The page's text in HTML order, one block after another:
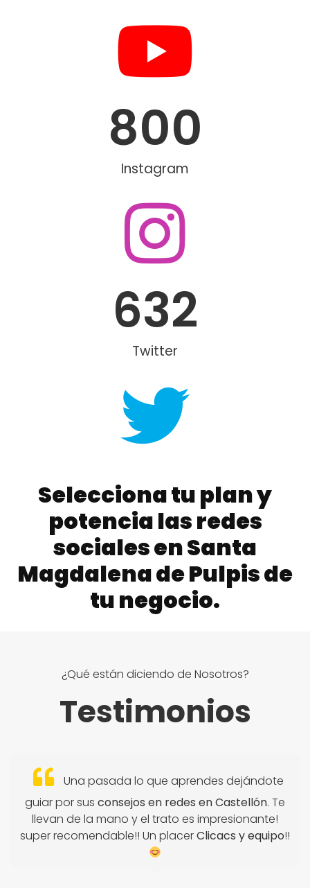
Instagram
800
Twitter
632
Selecciona tu plan y
potencia las redes
sociales en Santa
Magdalena de Pulpis de
tu negocio.
¿Qué están diciendo de Nosotros?
Testimonios
Una pasada lo que aprendes dejándote
guiar por sus consejos en redes en Castellón. Te
llevan de la mano y el trato es impresionante!
super recomendable!! Un placerClicacs y equipo!!